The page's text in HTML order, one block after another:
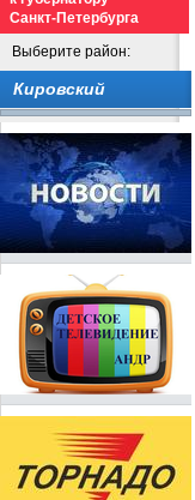
Санкт-Петербурга
Выберите район:
Кировский